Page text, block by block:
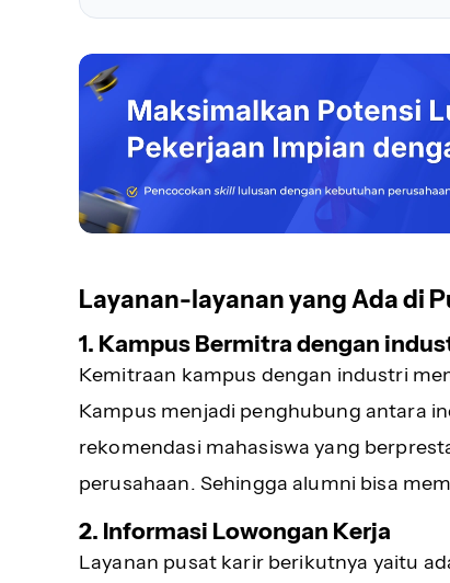
Layanan-layanan yang Ada di
1. Kampus Bermitra dengan
Kemitraan kampus dengan industri
Kampus menjadi penghubung antara
rekomendasi mahasiswa yang
perusahaan. Sehingga alumni bisa
2. Informasi Lowongan Kerja
Layanan pusat karir berikutnya yaitu